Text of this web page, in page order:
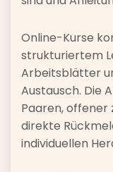
Online-Kurse
strukturiertem
Arbeitsblätter
Austausch. Die
Paaren, offener
direkte
individuellen